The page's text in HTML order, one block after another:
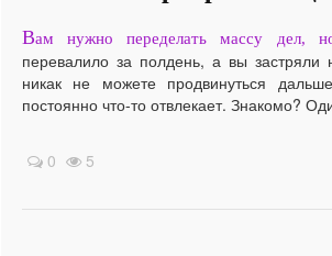
Вам нужно переделать массу дел,
перевалило за полдень, а вы застряли
никак не можете продвинуться
постоянно что-то отвлекает. Знакомо?
0 5